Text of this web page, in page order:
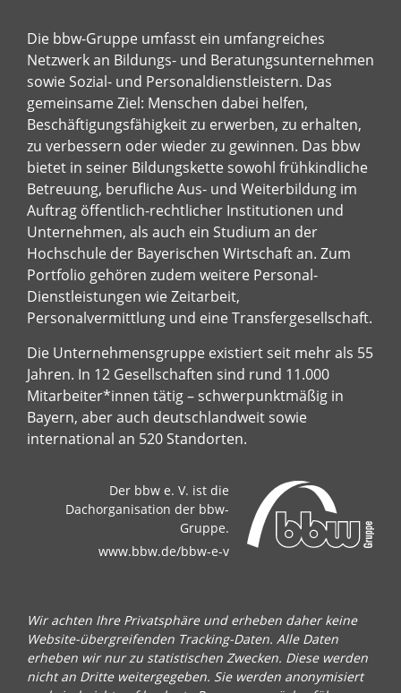
Die bbw-Gruppe umfasst ein umfangreiches
Netzwerk an Bildungs- und Beratungsunternehmen
sowie Sozial- und Personaldienstleistern. Das
gemeinsame Ziel: Menschen dabei helfen,
Beschäftigungsfähigkeit zu erwerben, zu erhalten,
zu verbessern oder wieder zu gewinnen. Das bbw
bietet in seiner Bildungskette sowohl frühkindliche
Betreuung, berufliche Aus- und Weiterbildung im
Auftrag öffentlich-rechtlicher Institutionen und
Unternehmen, als auch ein Studium an der
Hochschule der Bayerischen Wirtschaft an. Zum
Portfolio gehören zudem weitere Personal-
Dienstleistungen wie Zeitarbeit,
Personalvermittlung und eine Transfergesellschaft.
Die Unternehmensgruppe existiert seit mehr als 55
Jahren. In 12 Gesellschaften sind rund 11.000
Mitarbeiter*innen tätig – schwerpunktmäßig in
Bayern, aber auch deutschlandweit sowie
international an 520 Standorten.
Der bbw e. V. ist die
Dachorganisation der bbw-
Gruppe.
www.bbw.de/bbw-e-v
Wir achten Ihre Privatsphäre und erheben daher keine
Website-übergreifenden Tracking-Daten. Alle Daten
erheben wir nur zu statistischen Zwecken. Diese werden
nicht an Dritte weitergegeben. Sie werden anonymisiert